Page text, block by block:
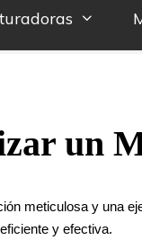
un
meticulosa y una
y efectiva.